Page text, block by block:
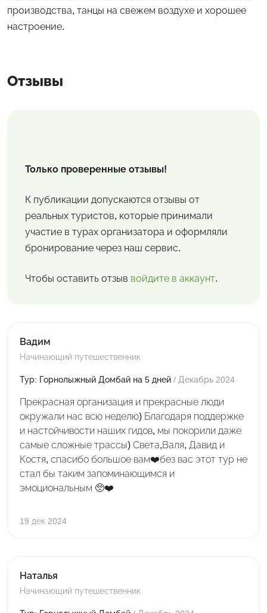
производства, танцы на свежем воздухе и хорошее
настроение.
Отзывы
Только проверенные отзывы!
К публикации допускаются отзывы от
реальных туристов, которые принимали
участие в турах организатора и оформляли
бронирование через наш сервис.
Чтобы оставить отзыв войдите в аккаунт.
Вадим
Начинающий путешественник
Тур: Горнолыжный Домбай на 5 дней / Декабрь 2024
Прекрасная организация и прекрасные люди
окружали нас всю неделю) Благодаря поддержке
и настойчивости наших гидов, мы покорили даже
самые сложные трассы) Света,Валя, Давид и
Костя, спасибо большое вам❤️без вас этот тур не
стал бы таким запоминающимся и
эмоциональным 🥺❤️
19 дек 2024
Наталья
Начинающий путешественник